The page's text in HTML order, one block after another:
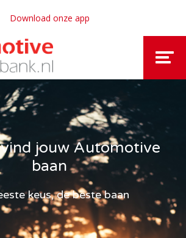
Download onze app
jouw Automotive
baan
keus, de beste baan